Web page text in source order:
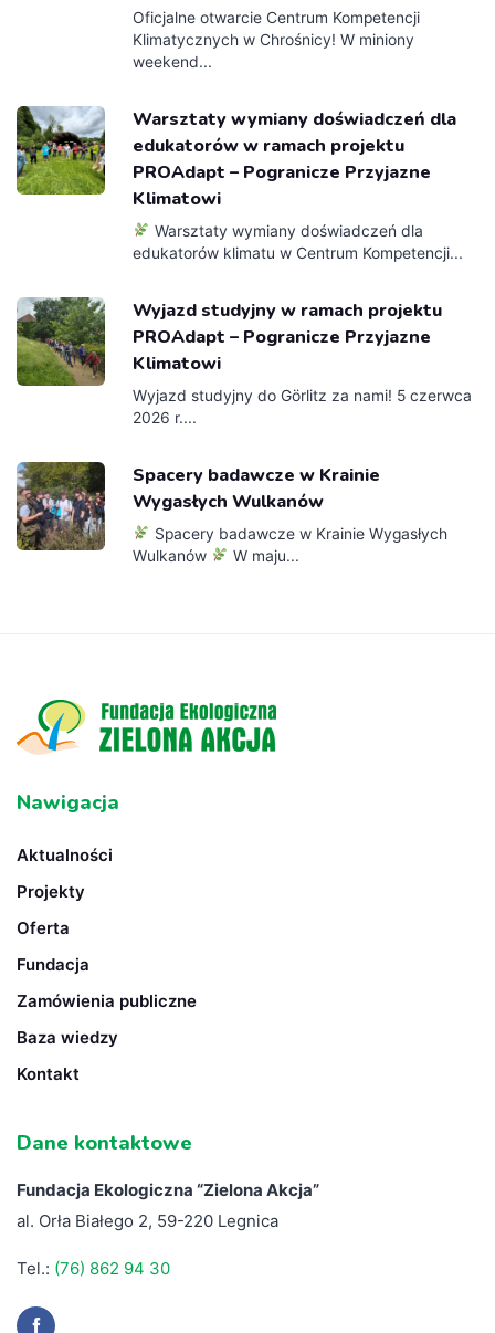
Oficjalne otwarcie Centrum Kompetencji
Klimatycznych w Chrośnicy! W miniony
weekend...
Warsztaty wymiany doświadczeń dla
edukatorów w ramach projektu
PROAdapt – Pogranicze Przyjazne
Klimatowi
Warsztaty wymiany doświadczeń dla
edukatorów klimatu w Centrum Kompetencji...
Wyjazd studyjny w ramach projektu
PROAdapt – Pogranicze Przyjazne
Klimatowi
Wyjazd studyjny do Görlitz za nami! 5 czerwca
2026 r....
Spacery badawcze w Krainie
Wygasłych Wulkanów
Spacery badawcze w Krainie Wygasłych
Wulkanów
W maju...
Nawigacja
Aktualności
Projekty
Oferta
Fundacja
Zamówienia publiczne
Baza wiedzy
Kontakt
Dane kontaktowe
Fundacja Ekologiczna “Zielona Akcja”
al. Orła Białego 2, 59-220 Legnica
Tel.: (76) 862 94 30